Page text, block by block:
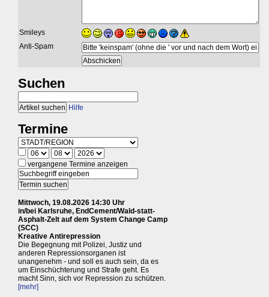
Smileys
Anti-Spam
Suchen
Hilfe
Termine
vergangene Termine anzeigen
Mittwoch, 19.08.2026 14:30 Uhr
in/bei Karlsruhe, EndCement/Wald-statt-
Asphalt-Zelt auf dem System Change Camp
(SCC)
Kreative Antirepression
Die Begegnung mit Polizei, Justiz und
anderen Repressionsorganen ist
unangenehm - und soll es auch sein, da es
um Einschüchterung und Strafe geht. Es
macht Sinn, sich vor Repression zu schützen.
[mehr]